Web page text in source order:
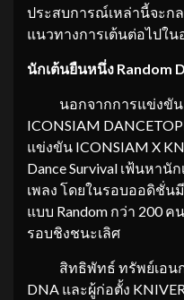
ประสบการณ์เหล่านี้จะก
แนวทางการเต้นต่อไปใน
นักเต้นยืนหนึ่ง Random
นอกจากการแข่งขัน K-
ICONSIAM
แข่งขัน ICONSIAM X
Dance Survival เฟ้นหา
เพลง โดยในรอบออดิชั่น
แบบ Random กว่า 200
รอบชิงชนะเลิศ
สิทธิพัทธ์ ทรัพย์เอนก
DNA และผู้ก่อตั้ง